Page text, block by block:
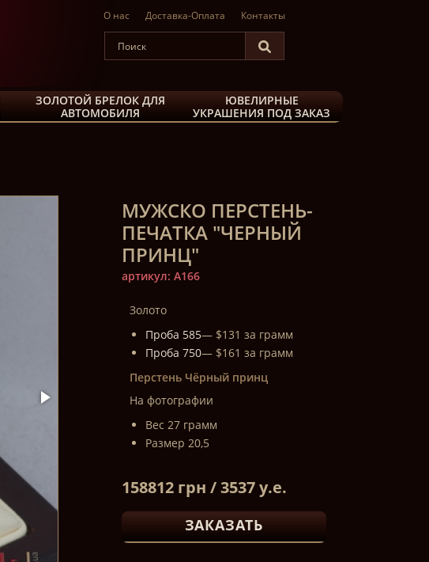
О нас Доставка-Оплата Контакты
ЗОЛОТОЙ БРЕЛОК ДЛЯ
АВТОМОБИЛЯ
ЮВЕЛИРНЫЕ
УКРАШЕНИЯ ПОД ЗАКАЗ
МУЖСКО ПЕРСТЕНЬ-
ПЕЧАТКА "ЧЕРНЫЙ
ПРИНЦ"
артикул: A166
Золото
Проба 585— $131 за грамм
Проба 750— $161 за грамм
Перстень Чёрный принц
На фотографии
Вес 27 грамм
Размер 20,5
158812 грн / 3537 у.е.
ЗАКАЗАТЬ